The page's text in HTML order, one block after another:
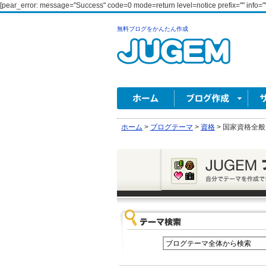
[pear_error: message="Success" code=0 mode=return level=notice prefix=""
無料ブログをかんたん作成
ホーム > ブログテーマ > 資格 > 国家資格全般